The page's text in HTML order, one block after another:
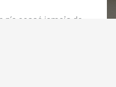
n’a cessé jamais de